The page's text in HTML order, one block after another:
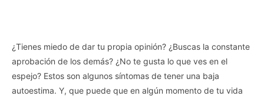
¿Tienes miedo de dar tu propia opinión? ¿Buscas la constante
aprobación de los demás? ¿No te gusta lo que ves en el
espejo? Estos son algunos síntomas de tener una baja
autoestima. Y, que puede que en algún momento de tu vida